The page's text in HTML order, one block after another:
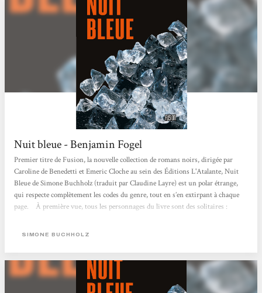
Nuit bleue - Benjamin Fogel
Premier titre de Fusion, la nouvelle collection de romans noirs, dirigée par
Caroline de Benedetti et Emeric Cloche au sein des Éditions L'Atalante, Nuit
Bleue de Simone Buchholz (traduit par Claudine Layre) est un polar étrange,
qui respecte complètement les codes du genre, tout en s’en extirpant à chaque
page. À première vue, tous les personnages du livre sont des solitaires :
son supérieur corrompu ; Faller Georg, commissaire à la retraite rongée par
SIMONE BUCHHOLZ